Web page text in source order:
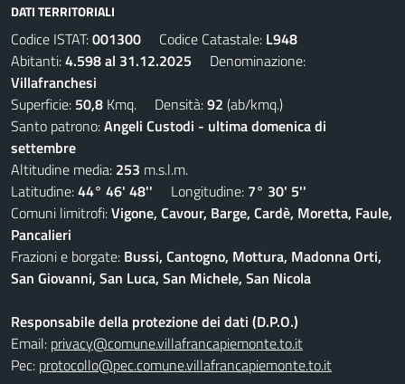
DATI TERRITORIALI
Codice ISTAT:001300 Codice Catastale: L948
Abitanti:4.598 al 31.12.2025 Denominazione:
Villafranchesi
Superficie: 50,8 Kmq. Densità:92 (ab/kmq.)
Santo patrono:Angeli Custodi - ultima domenica di
settembre
Altitudine media: 253 m.s.l.m.
Latitudine:44° 46' 48'' Longitudine: 7° 30' 5''
Comuni limitrofi:Vigone, Cavour, Barge, Cardè, Moretta, Faule,
Pancalieri
Frazioni e borgate: Bussi, Cantogno, Mottura, Madonna Orti,
San Giovanni, San Luca, San Michele, San Nicola
Responsabile della protezione dei dati (D.P.O.)
Email: privacy@comune.villafrancapiemonte.to.it
Pec: protocollo@pec.comune.villafrancapiemonte.to.it